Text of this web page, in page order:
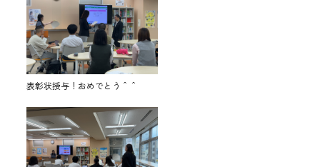
表彰状授与！おめでとう＾＾